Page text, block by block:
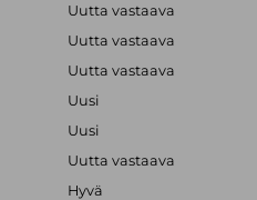
Uutta vastaava
Uutta vastaava
Uutta vastaava
Uusi
Uusi
Uutta vastaava
Hyvä